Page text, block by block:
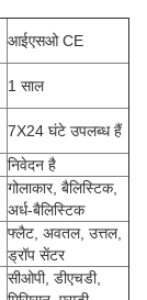
आईएसओ CE
1 साल
7X24 घंटे उपलब्ध हैं
निवेदन है
गोलाकार, बैलिस्टिक,
अर्ध-बैलिस्टिक
फ्लैट, अवतल, उत्तल,
ड्रॉप सेंटर
सीओपी, डीएचडी,